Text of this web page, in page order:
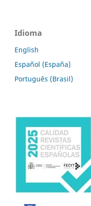
Idioma
English
Español (España)
Português (Brasil)